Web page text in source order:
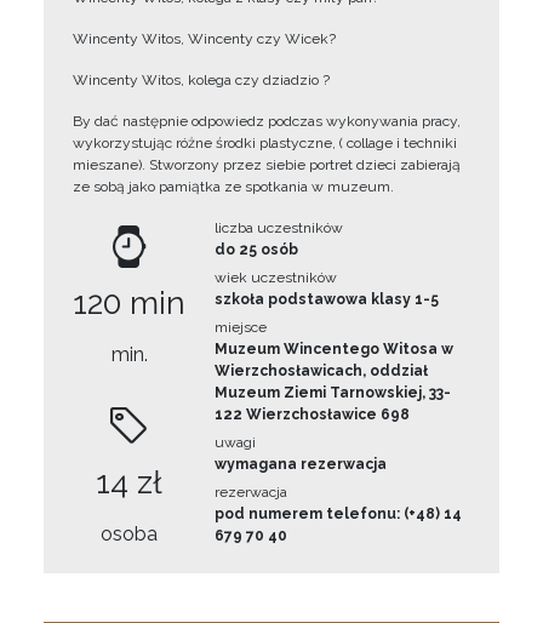
Wincenty Witos, Wincenty czy Wicek?
Wincenty Witos, kolega czy dziadzio ?
By dać następnie odpowiedz podczas wykonywania pracy,
wykorzystując różne środki plastyczne, ( collage i techniki
mieszane). Stworzony przez siebie portret dzieci zabierają
ze sobą jako pamiątka ze spotkania w muzeum.
120 min
min.
14 zł
osoba
liczba uczestników
do 25 osób
wiek uczestników
szkoła podstawowa klasy 1-5
miejsce
Muzeum Wincentego Witosa w
Wierzchosławicach, oddział
Muzeum Ziemi Tarnowskiej, 33-
122 Wierzchosławice 698
uwagi
wymagana rezerwacja
rezerwacja
pod numerem telefonu: (+48) 14
679 70 40